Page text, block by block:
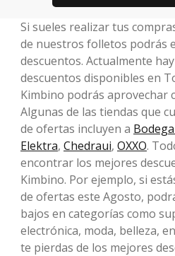
Si sueles realizar tus
de nuestros folletos podrás
descuentos. Actualmente
descuentos disponibles en
Kimbino podrás aprovechar
Algunas de las tiendas que
de ofertas incluyen a
Elektra, Chedraui, OXXO.
encontrar los mejores
Kimbino. Por ejemplo, si
de ofertas este Agosto,
bajos en categorías como
electrónica, moda, belleza,
te pierdas de los mejores